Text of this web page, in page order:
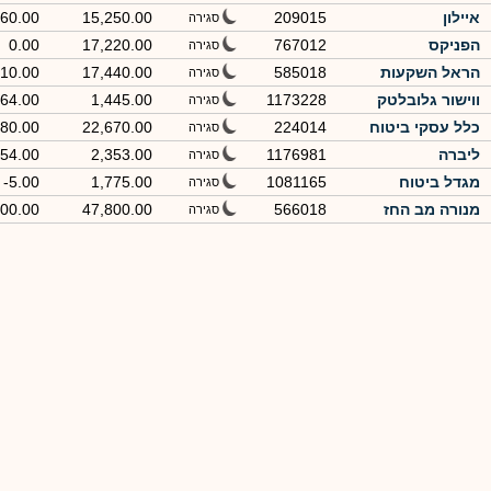
איילון
209015 סגירה 15,250.00
הפניקס
767012 סגירה 17,220.00
0.00
הראל השקעות
585018 סגירה 17,440.00
ווישור גלובלטק
1173228 סגירה 1,445.00
כלל עסקי ביטוח
224014 סגירה 22,670.00
ליברה
1176981 סגירה 2,353.00
54.00
מגדל ביטוח
1081165 סגירה 1,775.00
-5.00
מנורה מב החז
566018 סגירה 47,800.00